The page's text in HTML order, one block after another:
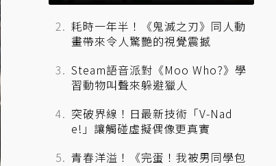
耗時一年半！《鬼滅之刃》同人動
畫帶來令人驚艷的視覺震撼
Steam語音派對《Moo Who?》學
習動物叫聲來躲避獵人
突破界線！日最新技術「V-Nad
e!」讓觸碰虛擬偶像更真實
青春洋溢！《完蛋！我被男同學包